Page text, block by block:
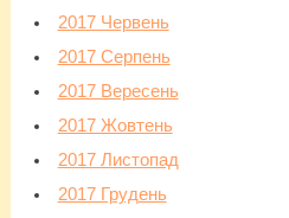
2017 Червень
2017 Серпень
2017 Вересень
2017 Жовтень
2017 Листопад
2017 Грудень